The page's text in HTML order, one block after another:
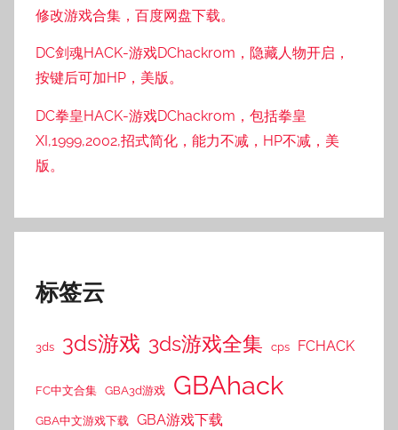
修改游戏合集，百度网盘下载。
DC剑魂HACK-游戏DChackrom，隐藏人物开启，
按键后可加HP，美版。
DC拳皇HACK-游戏DChackrom，包括拳皇
XI,1999,2002,招式简化，能力不减，HP不减，美
版。
标签云
3ds 3ds游戏 3ds游戏全集 cps FCHACK
FC中文合集 GBA3d游戏 GBAhack
GBA中文游戏下载
GBA游戏下载